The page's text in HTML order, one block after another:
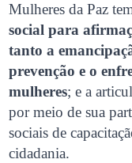
Mulheres da Paz
social para
tanto a
prevenção e o
mulheres; e a
por meio de sua
sociais de
cidadania.